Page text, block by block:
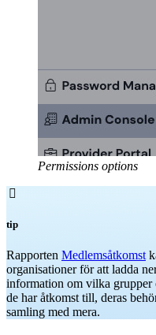
Permissions options

tip
Rapporten Medlemsåtkomst
organisationer för att ladda
information om vilka grupper
de har åtkomst till, deras
samling med mera.